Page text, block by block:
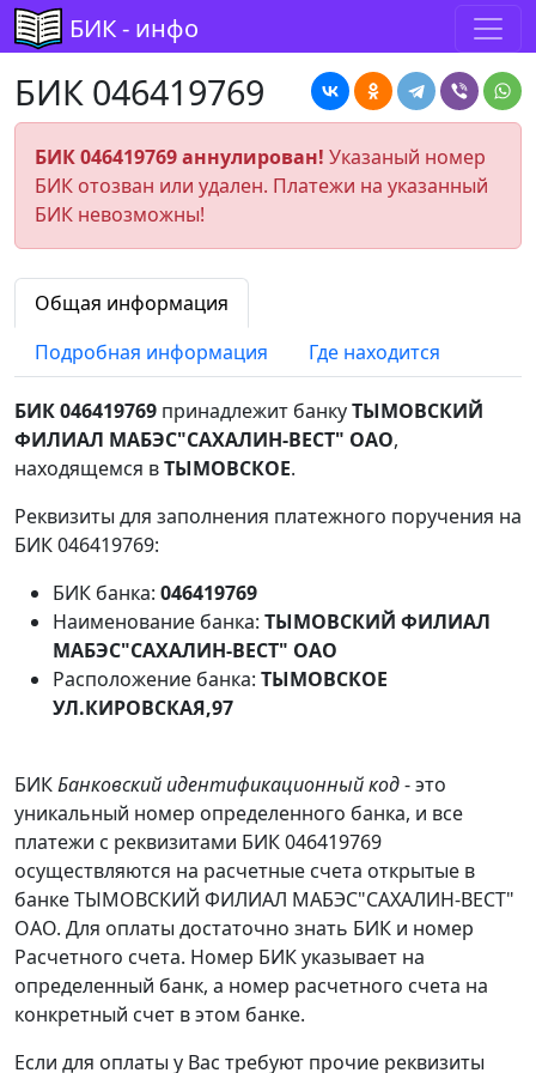
БИК - инфо
БИК 046419769
БИК 046419769 аннулирован! Указаный номер
БИК отозван или удален. Платежи на указанный
БИК невозможны!
Общая информация
Подробная информация
Где находится
БИК 046419769 принадлежит банкуТЫМОВСКИЙ
ФИЛИАЛ МАБЭС"САХАЛИН-ВЕСТ" ОАО,
находящемся вТЫМОВСКОЕ.
Реквизиты для заполнения платежного поручения на
БИК 046419769:
БИК банка: 046419769
Наименование банка: ТЫМОВСКИЙ ФИЛИАЛ
МАБЭС"САХАЛИН-ВЕСТ" ОАО
Расположение банка: ТЫМОВСКОЕ
УЛ.КИРОВСКАЯ,97
БИКБанковский идентификационный код- это
уникальный номер определенного банка, и все
платежи с реквизитами БИК 046419769
осуществляются на расчетные счета открытые в
банке ТЫМОВСКИЙ ФИЛИАЛ МАБЭС"САХАЛИН-ВЕСТ"
ОАО. Для оплаты достаточно знать БИК и номер
Расчетного счета. Номер БИК указывает на
определенный банк, а номер расчетного счета на
конкретный счет в этом банке.
Если для оплаты у Вас требуют прочие реквизиты